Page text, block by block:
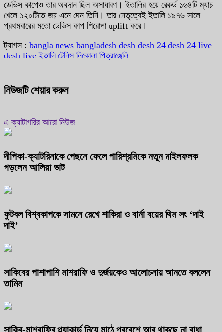
ডেভিস কাপেও তার অবদান ছিল অসাধারণ। ইতালির হয়ে রেকর্ড ১৬৪টি ম্যাচ
খেলে ১২০টিতে জয় এনে দেন তিনি। তার নেতৃত্বেই ইতালি ১৯৭৬ সালে
প্রথমবারের মতো ডেভিস কাপ শিরোপা uplift করে।
ট্যাগস : bangla news bangladesh desh desh 24 desh 24 live
desh live ইতালি টেনিস নিকোলা পিত্রাঞ্জেলি
নিউজটি শেয়ার করুন
এ ক্যাটাগরির আরো নিউজ
দীপিকা-ক্যাটরিনাকে পেছনে ফেলে পারিশ্রমিকে নতুন মাইলফলক
গড়লেন আলিয়া ভাট
ফুটবল বিশ্বকাপকে সামনে রেখে শাকিরা ও বার্না বয়ের থিম সং ‘দাই
দাই’
সাকিবের পাশাপাশি মাশরাফি ও দুর্জয়কেও আলোচনায় আনতে বললেন
তামিম
সাকিব-মাশরাফির প্ল্যাকার্ড নিয়ে মাঠে প্রবেশে আর থাকছে না বাধা